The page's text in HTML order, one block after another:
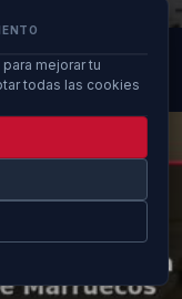
mejorar tu
todas las cookies
de Ibiza